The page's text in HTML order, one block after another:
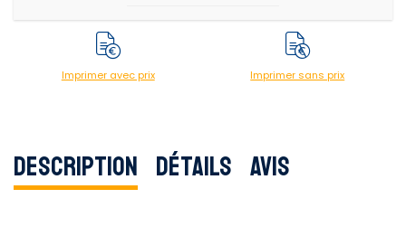
Imprimer avec prix Imprimer sans prix
Description Détails Avis